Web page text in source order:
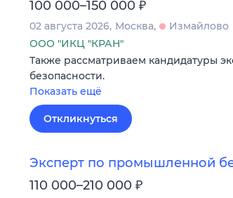
100 000–150 000 ₽
02 августа 2026 Москва
Измайлово
ООО "ИКЦ "КРАН"
Также рассматриваем кандидатуры
безопасности.
Показать ещё
Откликнуться
Эксперт по промышленной
110 000–210 000 ₽